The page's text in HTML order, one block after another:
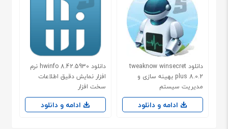
دانلود tweaknow winsecret
plus 8.0.2 بهینه سازی و
مدیریت سیستم
ادامه و دانلود
دانلود hwinfo 8.42.5930 نرم
افزار نمایش دقیق اطلاعات
سخت افزار
ادامه و دانلود